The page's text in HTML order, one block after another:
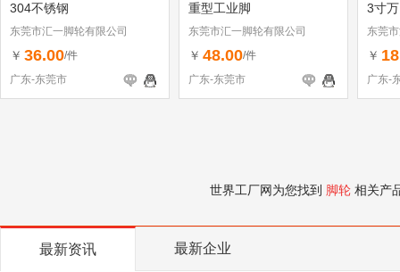
304不锈钢
东莞市汇一脚轮有限公司
￥ 36.00/件
广东-东莞市
重型工业脚
东莞市汇一脚轮有限公司
￥ 48.00/件
广东-东莞市
3寸
东莞
￥
广东-
世界工厂网为您找到 脚轮 相关产
最新资讯 最新企业